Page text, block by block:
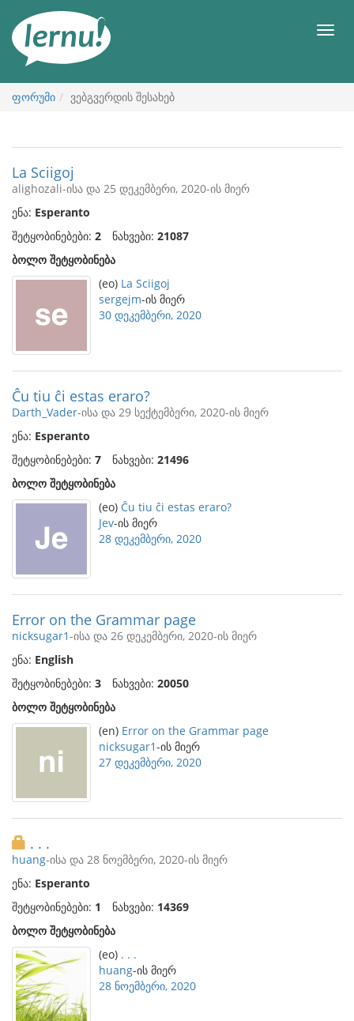
ნახვა
მენიუ
ფორუმი ვებგვერდის შესახებ
La Sciigoj
alighozali-ისა და 25 დეკემბერი, 2020-ის მიერ
ენა: Esperanto
შეტყობინებები: 2 ნახვები: 21087
ბოლო შეტყობინება
(eo) La Sciigoj
sergejm-ის მიერ
30 დეკემბერი, 2020
Ĉu tiu ĉi estas eraro?
Darth_Vader-ისა და 29 სექტემბერი, 2020-ის მიერ
ენა: Esperanto
შეტყობინებები: 7 ნახვები: 21496
ბოლო შეტყობინება
(eo) Ĉu tiu ĉi estas eraro?
Jev-ის მიერ
28 დეკემბერი, 2020
Error on the Grammar page
nicksugar1-ისა და 26 დეკემბერი, 2020-ის მიერ
ენა: English
შეტყობინებები: 3 ნახვები: 20050
ბოლო შეტყობინება
(en) Error on the Grammar page
nicksugar1-ის მიერ
27 დეკემბერი, 2020
. . .
huang-ისა და 28 ნოემბერი, 2020-ის მიერ
ენა: Esperanto
შეტყობინებები: 1 ნახვები: 14369
ბოლო შეტყობინება
(eo) . . .
huang-ის მიერ
28 ნოემბერი, 2020